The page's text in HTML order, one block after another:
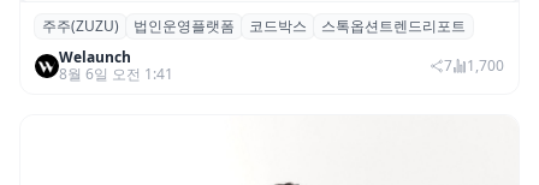
스톡옵션 취소율 2년 만에 18.2%→31.3%…
권리 발생 즉시 행사 비중도 급증
주주(ZUZU) 법인운영플랫폼 코드박스
스톡옵션트렌드리포트
Welaunch
8월 6일 오전 1:41
7 1,700